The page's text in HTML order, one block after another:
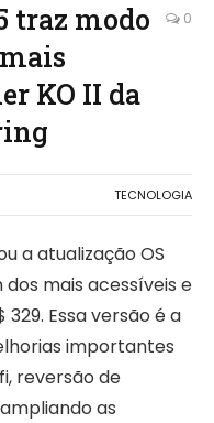
traz modo
KO II da
0
TECNOLOGIA
a atualização OS
dos mais acessíveis e
Essa versão é a
importantes
reversão de
as